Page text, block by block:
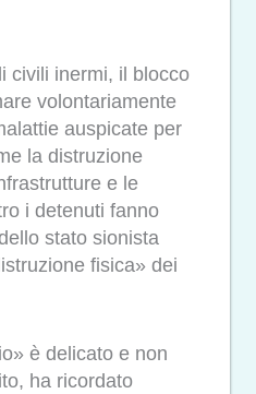
civili inermi, il blocco
volontariamente
auspicate per
la distruzione
e le
i detenuti fanno
stato sionista
fisica» dei
è delicato e non
ha ricordato